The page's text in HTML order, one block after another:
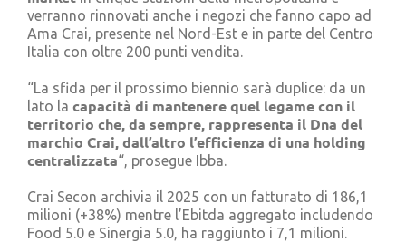
verranno rinnovati anche i negozi che fanno capo ad
Ama Crai, presente nel Nord-Est e in parte del Centro
Italia con oltre 200 punti vendita.
“La sfida per il prossimo biennio sarà duplice: da un
lato la capacità di mantenere quel legame con il
territorio che, da sempre, rappresenta il Dna del
marchio Crai, dall’altro l’efficienza di una holding
centralizzata“, prosegue Ibba.
Crai Secon archivia il 2025 con un fatturato di 186,1
milioni (+38%) mentre l’Ebitda aggregato includendo
Food 5.0 e Sinergia 5.0, ha raggiunto i 7,1 milioni.